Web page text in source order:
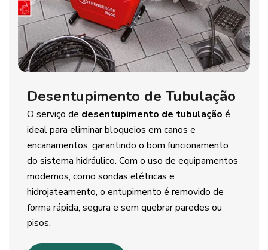
Desentupimento de Tubulação
O serviço de desentupimento de tubulação é
ideal para eliminar bloqueios em canos e
encanamentos, garantindo o bom funcionamento
do sistema hidráulico. Com o uso de equipamentos
modernos, como sondas elétricas e
hidrojateamento, o entupimento é removido de
forma rápida, segura e sem quebrar paredes ou
pisos.